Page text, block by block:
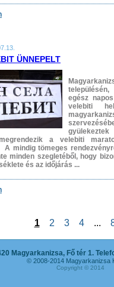
ÜNNEPELT
egész
velebiti
a velebiti
A mindig tömeges
minden szegletéből, hogy
és az időjárás ...
1 2 3 4 ...
Magyarkanizsa, Fő tér 1.
© 2008-2014 Magyarkanizsa
Copyright © 2014